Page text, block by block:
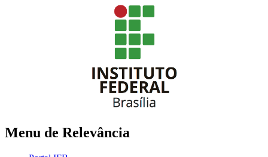
Menu de Relevância